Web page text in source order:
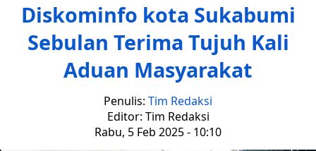
Diskominfo kota Sukabumi
Sebulan Terima Tujuh Kali
Aduan Masyarakat
Penulis: Tim Redaksi
Editor: Tim Redaksi
Rabu, 5 Feb 2025 - 10:10